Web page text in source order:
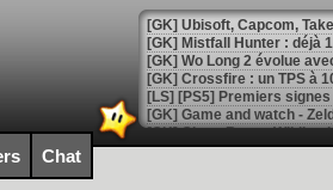
[GK] Mistfall Hunter : déjà
[GK] Wo Long 2 évolue
[GK] Crossfire : un TPS à
[LS] [PS5] Premiers
Chat